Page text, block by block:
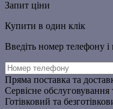
Запит ціни
Купити в один клік
Введіть номер телефону
Пряма поставка та
Сервісне обслуговування
Готівковий та